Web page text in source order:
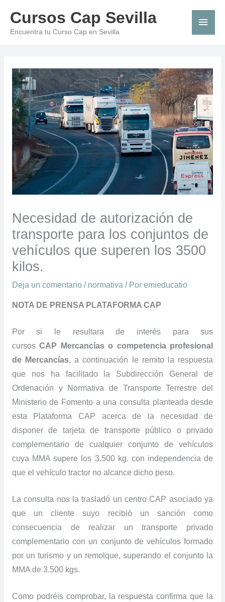
contenido
Cursos Cap Sevilla
Encuentra tu Curso Cap en Sevilla
Necesidad de autorización de
transporte para los conjuntos de
vehículos que superen los 3500
kilos.
Deja un comentario / normativa / Por emieducatio
NOTA DE PRENSA PLATAFORMA CAP
Por si le resultara de interés para sus
cursosCAP Mercancías o competencia profesional
de Mercancías, a continuación le remito la respuesta
que nos ha facilitado la Subdirección General de
Ordenación y Normativa de Transporte Terrestre del
Ministerio de Fomento a una consulta planteada desde
esta Plataforma CAP acerca de la necesidad de
disponer de tarjeta de transporte público o privado
complementario de cualquier conjunto de vehículos
cuya MMA supere los 3.500 kg. con independencia de
que el vehículo tractor no alcance dicho peso.
La consulta nos la trasladó un centro CAP asociado ya
que un cliente suyo recibió un sanción como
consecuencia de realizar un transporte privado
complementario con un conjunto de vehículos formado
por un turismo y un remolque, superando el conjunto la
MMA de 3.500 kgs.
Como podréis comprobar, la respuesta confirma que la